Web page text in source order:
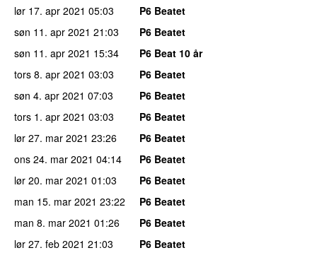
lør 17. apr 2021 05:03
P6 Beatet
søn 11. apr 2021 21:03
P6 Beatet
søn 11. apr 2021 15:34
P6 Beat 10 år
tors 8. apr 2021 03:03
P6 Beatet
søn 4. apr 2021 07:03
P6 Beatet
tors 1. apr 2021 03:03
P6 Beatet
lør 27. mar 2021 23:26
P6 Beatet
ons 24. mar 2021 04:14
P6 Beatet
lør 20. mar 2021 01:03
P6 Beatet
man 15. mar 2021 23:22
P6 Beatet
man 8. mar 2021 01:26
P6 Beatet
lør 27. feb 2021 21:03
P6 Beatet